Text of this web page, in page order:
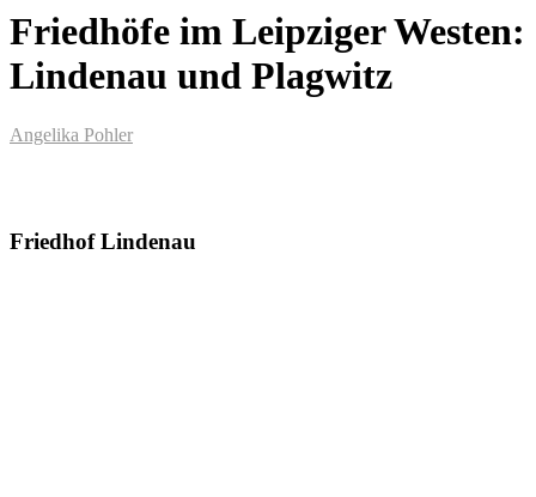
Friedhöfe im Leipziger Westen:
Lindenau und Plagwitz
Angelika Pohler
Friedhof Lindenau